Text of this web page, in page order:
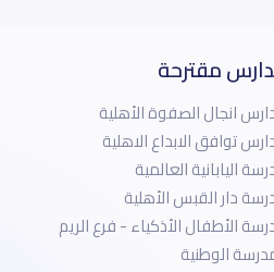
مقترحة
انجال الصفوة الأهلية
توافق الابداع الاهلية
اليابانية العالمية
دار القبس الأهلية
الأطفال الأذكياء - فرع الريم
الوطنية